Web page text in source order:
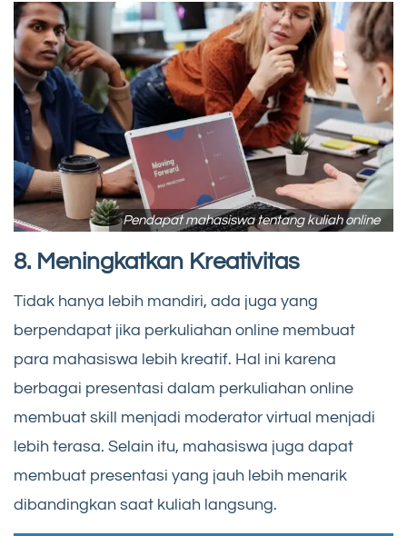
Pendapat mahasiswa tentang kuliah online
8. Meningkatkan Kreativitas
Tidak hanya lebih mandiri, ada juga yang
berpendapat jika perkuliahan online membuat
para mahasiswa lebih kreatif. Hal ini karena
berbagai presentasi dalam perkuliahan online
membuat skill menjadi moderator virtual menjadi
lebih terasa. Selain itu, mahasiswa juga dapat
membuat presentasi yang jauh lebih menarik
dibandingkan saat kuliah langsung.